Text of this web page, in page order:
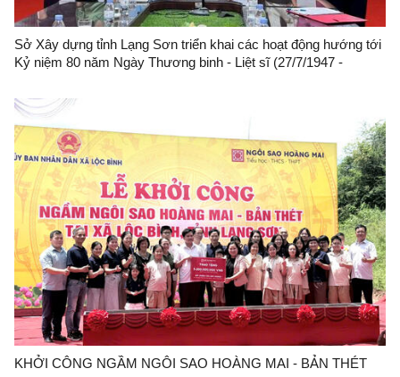
Sở Xây dựng tỉnh Lạng Sơn triển khai các hoạt động hướng tới
Kỷ niệm 80 năm Ngày Thương binh - Liệt sĩ (27/7/1947 -
KHỞI CÔNG NGẦM NGÔI SAO HOÀNG MAI - BẢN THÉT